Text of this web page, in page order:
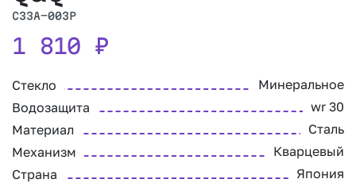
C33A-003P
1 810 ₽
Стекло
Минеральное
Водозащита
wr 30
Материал
Сталь
Механизм
Кварцевый
Страна
Япония